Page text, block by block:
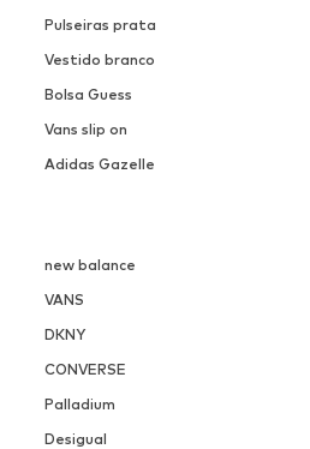
Pulseiras prata
Vestido branco
Bolsa Guess
Vans slip on
Adidas Gazelle
new balance
VANS
DKNY
CONVERSE
Palladium
Desigual